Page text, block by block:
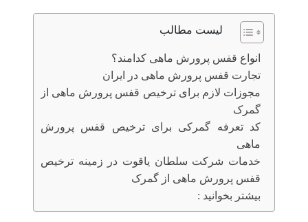
لیست مطالب
انواع قفس پرورش ماهی کدامند؟
تجارت قفس پرورش ماهی در ایران
مجوزات لازم برای ترخیص قفس پرورش ماهی از
گمرک
کد تعرفه گمرکی برای ترخیص قفس پرورش
ماهی
خدمات شرکت سلطان یاقوت در زمینه ترخیص
قفس پرورش ماهی از گمرک
بیشتر بخوانید :